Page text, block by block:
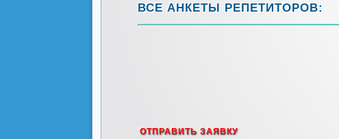
ВСЕ АНКЕТЫ РЕПЕТИТОРОВ:
ОТПРАВИТЬ ЗАЯВКУ